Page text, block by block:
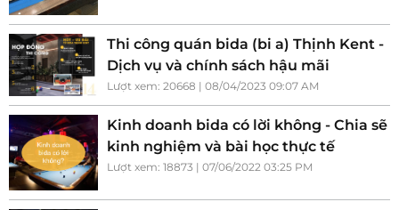
Thi công quán bida (bi a) Thịnh Kent -
Dịch vụ và chính sách hậu mãi
Lượt xem: 20668 | 08/04/2023 09:07 AM
Kinh doanh bida có lời không - Chia sẽ
kinh nghiệm và bài học thực tế
Lượt xem: 18873 | 07/06/2022 03:25 PM